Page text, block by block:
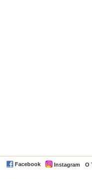
Facebook Instagram O